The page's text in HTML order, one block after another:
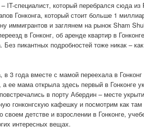
IT-специалист, который перебрался сюда
Гонконга, который стоит больше 1
иммигрантов и заглянем на рынок Sham
в Гонконг, об аренде квартир в
Без пикантных подробностей тоже никак –
в 3 года вместе с мамой переехала в
ее мама открыла здесь первый в Гонконге
в порту Абердин – месте
гонконгскую кафешку и посмотрим как
своем детстве и взрослении в Гонконге,
интересных вещах.